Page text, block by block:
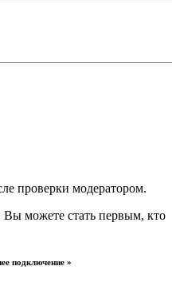
проверки модератором.
Вы можете стать первым, кто
подключение »